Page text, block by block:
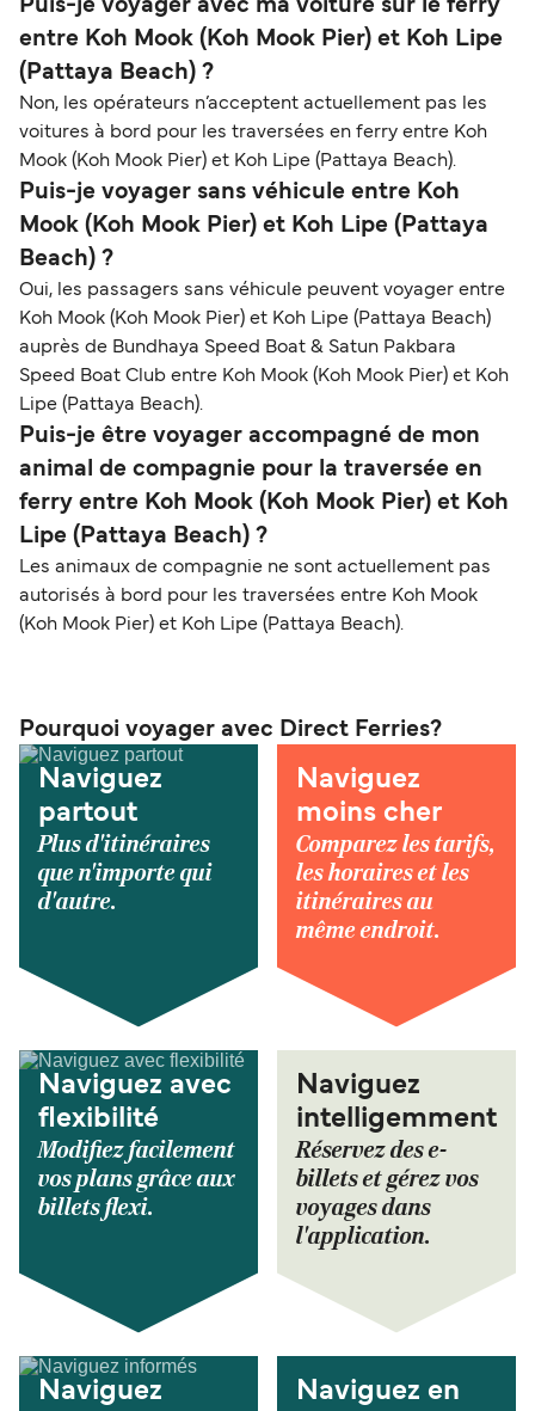
Puis-je voyager avec ma voiture sur le ferry
entre Koh Mook (Koh Mook Pier) et Koh Lipe
(Pattaya Beach) ?
Non, les opérateurs n’acceptent actuellement pas les
voitures à bord pour les traversées en ferry entre Koh
Mook (Koh Mook Pier) et Koh Lipe (Pattaya Beach).
Puis-je voyager sans véhicule entre Koh
Mook (Koh Mook Pier) et Koh Lipe (Pattaya
Beach) ?
Oui, les passagers sans véhicule peuvent voyager entre
Koh Mook (Koh Mook Pier) et Koh Lipe (Pattaya Beach)
auprès de Bundhaya Speed Boat & Satun Pakbara
Speed Boat Club entre Koh Mook (Koh Mook Pier) et Koh
Lipe (Pattaya Beach).
Puis-je être voyager accompagné de mon
animal de compagnie pour la traversée en
ferry entre Koh Mook (Koh Mook Pier) et Koh
Lipe (Pattaya Beach) ?
Les animaux de compagnie ne sont actuellement pas
autorisés à bord pour les traversées entre Koh Mook
(Koh Mook Pier) et Koh Lipe (Pattaya Beach).
Pourquoi voyager avec Direct Ferries?
Naviguez
partout
Plus d'itinéraires
que n'importe qui
d'autre.
Naviguez
moins cher
Comparez les tarifs,
les horaires et les
itinéraires au
même endroit.
Naviguez avec
flexibilité
Modifiez facilement
vos plans grâce aux
billets flexi.
Naviguez
intelligemment
Réservez des e-
billets et gérez vos
voyages dans
l'application.
Naviguez
Naviguez en